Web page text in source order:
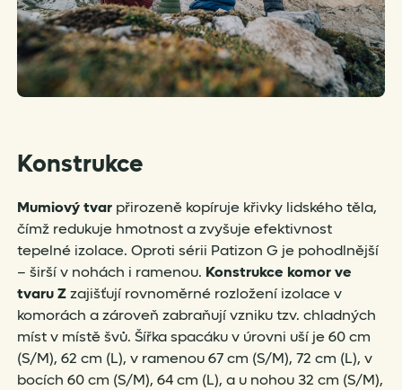
Konstrukce
Mumiový tvarpřirozeně kopíruje křivky lidského těla,
čímž redukuje hmotnost a zvyšuje efektivnost
tepelné izolace. Oproti sérii Patizon G je pohodlnější
– širší v nohách i ramenou. Konstrukce komor ve
tvaru Zzajišťují rovnoměrné rozložení izolace v
komorách a zároveň zabraňují vzniku tzv. chladných
míst v místě švů. Šířka spacáku v úrovni uší je 60 cm
(S/M), 62 cm (L), v ramenou 67 cm (S/M), 72 cm (L), v
bocích 60 cm (S/M), 64 cm (L), a u nohou 32 cm (S/M),